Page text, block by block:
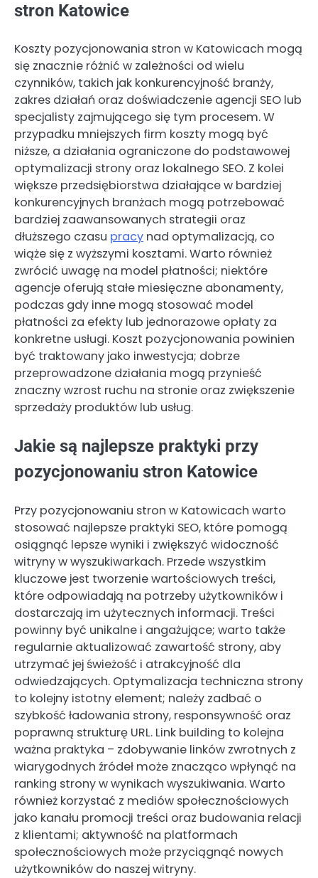
stron Katowice
Koszty pozycjonowania stron w Katowicach mogą
się znacznie różnić w zależności od wielu
czynników, takich jak konkurencyjność branży,
zakres działań oraz doświadczenie agencji SEO lub
specjalisty zajmującego się tym procesem. W
przypadku mniejszych firm koszty mogą być
niższe, a działania ograniczone do podstawowej
optymalizacji strony oraz lokalnego SEO. Z kolei
większe przedsiębiorstwa działające w bardziej
konkurencyjnych branżach mogą potrzebować
bardziej zaawansowanych strategii oraz
dłuższego czasu pracy nad optymalizacją, co
wiąże się z wyższymi kosztami. Warto również
zwrócić uwagę na model płatności; niektóre
agencje oferują stałe miesięczne abonamenty,
podczas gdy inne mogą stosować model
płatności za efekty lub jednorazowe opłaty za
konkretne usługi. Koszt pozycjonowania powinien
być traktowany jako inwestycja; dobrze
przeprowadzone działania mogą przynieść
znaczny wzrost ruchu na stronie oraz zwiększenie
sprzedaży produktów lub usług.
Jakie są najlepsze praktyki przy
pozycjonowaniu stron Katowice
Przy pozycjonowaniu stron w Katowicach warto
stosować najlepsze praktyki SEO, które pomogą
osiągnąć lepsze wyniki i zwiększyć widoczność
witryny w wyszukiwarkach. Przede wszystkim
kluczowe jest tworzenie wartościowych treści,
które odpowiadają na potrzeby użytkowników i
dostarczają im użytecznych informacji. Treści
powinny być unikalne i angażujące; warto także
regularnie aktualizować zawartość strony, aby
utrzymać jej świeżość i atrakcyjność dla
odwiedzających. Optymalizacja techniczna strony
to kolejny istotny element; należy zadbać o
szybkość ładowania strony, responsywność oraz
poprawną strukturę URL. Link building to kolejna
ważna praktyka – zdobywanie linków zwrotnych z
wiarygodnych źródeł może znacząco wpłynąć na
ranking strony w wynikach wyszukiwania. Warto
również korzystać z mediów społecznościowych
jako kanału promocji treści oraz budowania relacji
z klientami; aktywność na platformach
społecznościowych może przyciągnąć nowych
użytkowników do naszej witryny.